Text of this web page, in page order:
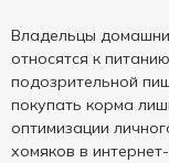
Владельцы
относятся к
подозрительной
покупать корма
оптимизации
хомяков в